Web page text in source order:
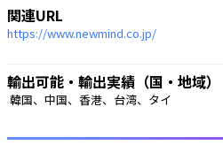
関連URL
https://www.newmind.co.jp/
輸出可能・輸出実績（国・地域）
韓国、中国、香港、台湾、タイ